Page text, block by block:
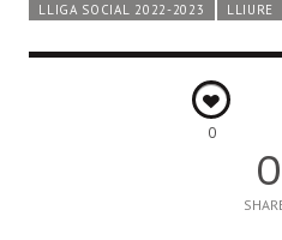
LLIGA SOCIAL 2022-2023
LLIURE
0
0